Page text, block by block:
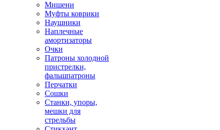
Мишени
Муфты коврики
Наушники
Наплечные
амортизаторы
Очки
Патроны холодной
пристрелки,
фальшпатроны
Перчатки
Сошки
Станки, упоры,
мешки для
стрельбы